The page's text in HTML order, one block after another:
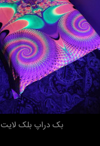
افزودن به سبد خریدبک دراپ بلک لایت